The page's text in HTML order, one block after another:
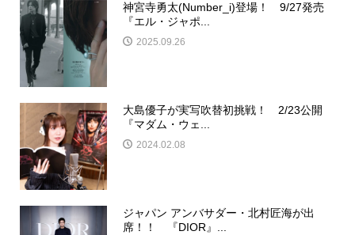
神宮寺勇太(Number_i)登場！ 9/27発売
『エル・ジャポ...
2025.09.26
大島優子が実写吹替初挑戦！ 2/23公開
『マダム・ウェ...
2024.02.08
ジャパン アンバサダー・北村匠海が出
席！！ 『DIOR』...